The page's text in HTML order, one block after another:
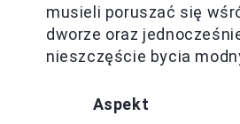
musieli poruszać się
dworze oraz
nieszczęście bycia
Aspekt